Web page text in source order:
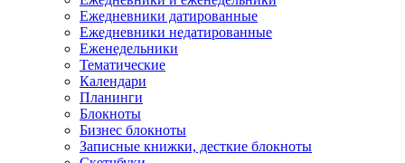
Ежедневники датированные
Ежедневники недатированные
Еженедельники
Тематические
Календари
Планинги
Блокноты
Бизнес блокноты
Записные книжки, десткие блокноты